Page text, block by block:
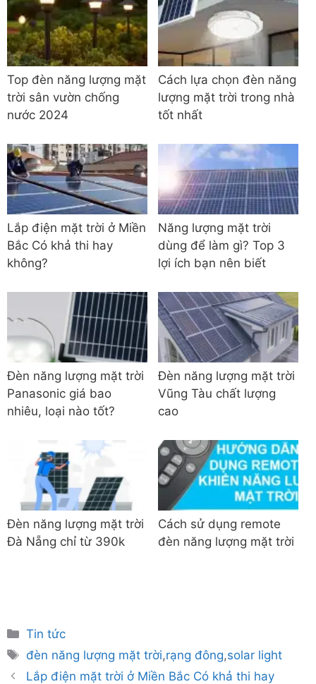
Top đèn năng lượng mặt
trời sân vườn chống
nước 2024
Cách lựa chọn đèn năng
lượng mặt trời trong nhà
tốt nhất
Lắp điện mặt trời ở Miền
Bắc Có khả thi hay
không?
Năng lượng mặt trời
dùng để làm gì? Top 3
lợi ích bạn nên biết
Đèn năng lượng mặt trời
Panasonic giá bao
nhiêu, loại nào tốt?
Đèn năng lượng mặt trời
Vũng Tàu chất lượng
cao
Đèn năng lượng mặt trời
Đà Nẵng chỉ từ 390k
Cách sử dụng remote
đèn năng lượng mặt trời
Danh
mục
Tin tức
Thẻ
đèn năng lượng mặt trời,rạng đông,solar light
Lắp điện mặt trời ở Miền Bắc Có khả thi hay